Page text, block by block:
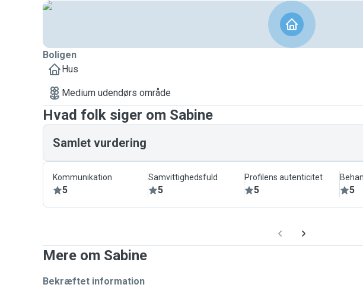
Boligen
Hus
Medium udendørs område
Hvad folk siger om Sabine
Samlet vurdering
Kommunikation
5
Samvittighedsfuld
5
Profilens autenticitet
5 5
Mere om Sabine
Bekræftet information